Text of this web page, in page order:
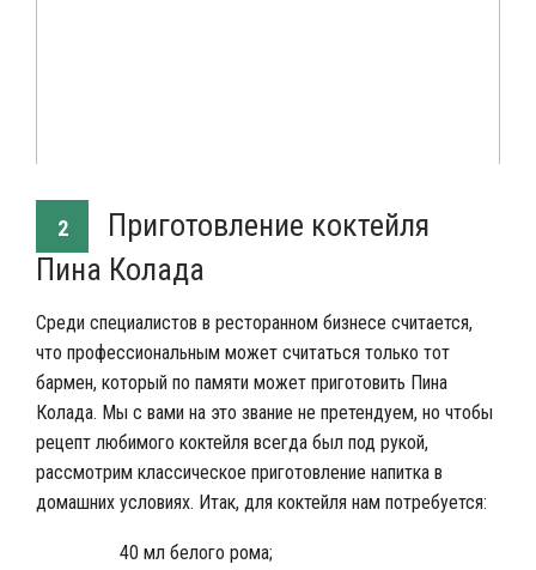
2
Приготовление коктейля
Пина Колада
Среди специалистов в ресторанном бизнесе считается,
что профессиональным может считаться только тот
бармен, который по памяти может приготовить Пина
Колада. Мы с вами на это звание не претендуем, но чтобы
рецепт любимого коктейля всегда был под рукой,
рассмотрим классическое приготовление напитка в
домашних условиях. Итак, для коктейля нам потребуется:
40 мл белого рома;